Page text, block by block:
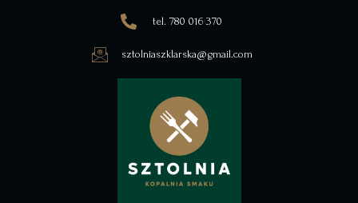
tel. 780 016 370
sztolniaszklarska@gmail.com